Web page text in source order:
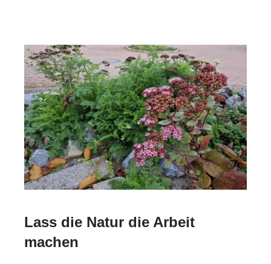
Lass die Natur die Arbeit
machen